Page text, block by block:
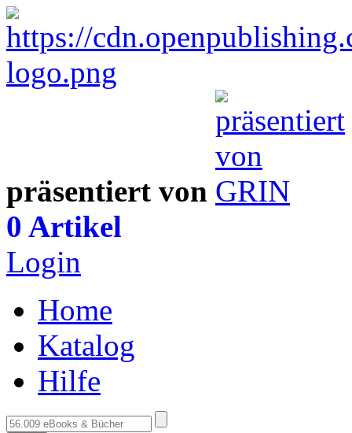
präsentiert von
0 Artikel
Login
Home
Katalog
Hilfe